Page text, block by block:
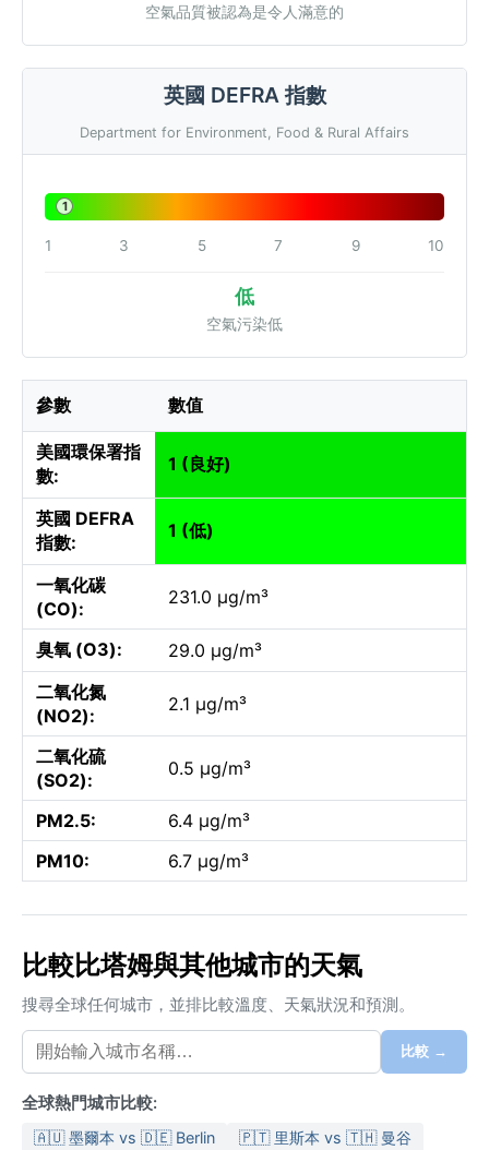
空氣品質被認為是令人滿意的
英國 DEFRA 指數
Department for Environment, Food & Rural Affairs
1
1 3 5 7 9 10
低
空氣污染低
參數 數值
美國環保署指
數:
1 (良好)
英國 DEFRA
指數:
1 (低)
一氧化碳
(CO):
231.0 µg/m³
臭氧 (O3):
29.0 µg/m³
二氧化氮
(NO2):
2.1 µg/m³
二氧化硫
(SO2):
0.5 µg/m³
PM2.5:
6.4 µg/m³
PM10:
6.7 µg/m³
比較比塔姆與其他城市的天氣
搜尋全球任何城市，並排比較溫度、天氣狀況和預測。
比較 →
全球熱門城市比較:
🇦🇺 墨爾本 vs 🇩🇪 Berlin
🇵🇹 里斯本 vs 🇹🇭 曼谷